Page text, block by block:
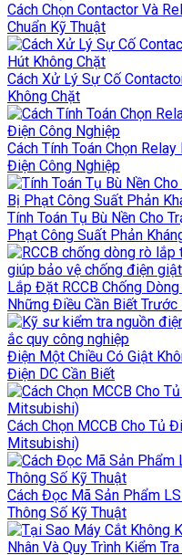
Cách Chọn Contactor Và
Chuẩn Kỹ Thuật
Cách Xử Lý Sự Cố
Không Chặt
Cách Tính Toán Chọn
Điện Công Nghiệp
Tính Toán Tụ Bù Nền Cho
Phạt Công Suất Phản
Lắp Đặt RCCB Chống
Những Điều Cần Biết Trước
Điện Một Chiều Có Giật
Điện DC Cần Biết
Cách Chọn MCCB Cho Tủ
Mitsubishi)
Cách Đọc Mã Sản Phẩm
Thông Số Kỹ Thuật